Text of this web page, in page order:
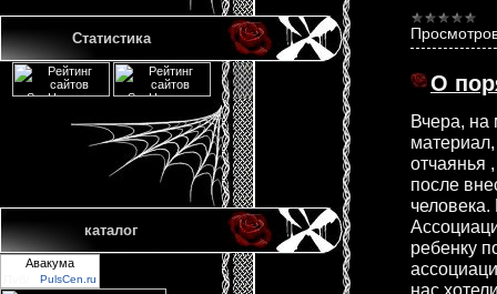
Статистика
каталог
Авакума
PulsCen.ru
О
Вчера,
отчаянья
после
ребенку
нас